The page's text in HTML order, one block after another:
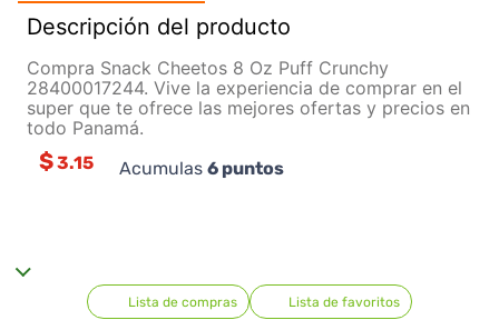
Descripción del producto
Compra Snack Cheetos 8 Oz Puff Crunchy
28400017244. Vive la experiencia de comprar en el
super que te ofrece las mejores ofertas y precios en
todo Panamá.
$3.15 Acumulas 6puntos
Lista de compras Lista de favoritos